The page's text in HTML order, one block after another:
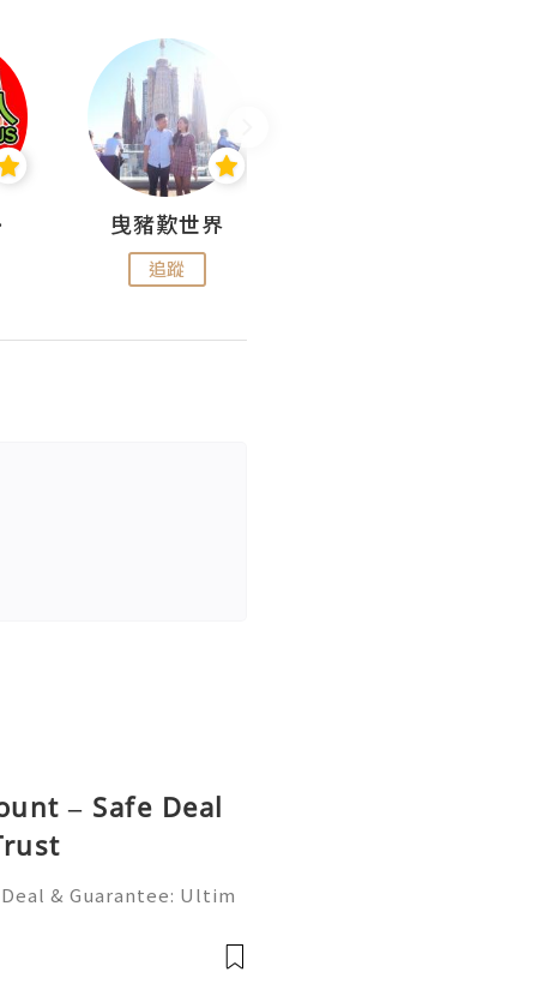
曳豬歎世界
追蹤
– Safe Deal
& Guarantee: Ultim
You’re not alone. M